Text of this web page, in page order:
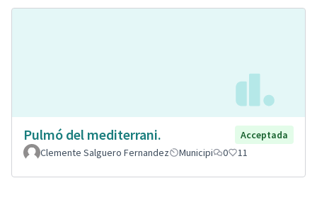
Pulmó del mediterrani.
Acceptada
Clemente Salguero Fernandez
Municipi 0 11